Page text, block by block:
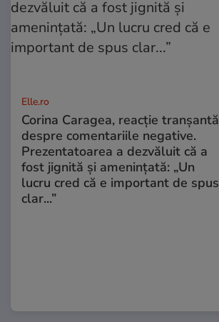
Elle.ro
Corina Caragea, reacție tranșantă
despre comentariile negative.
Prezentatoarea a dezvăluit că a
fost jignită și amenințată: „Un
lucru cred că e important de spus
clar...”